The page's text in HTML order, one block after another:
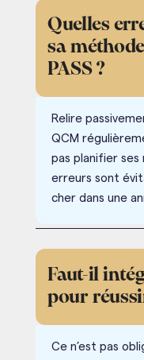
Quelles
sa
PASS ?
Relire
QCM
pas planifier ses
erreurs sont
cher dans une
Faut-il
pour
Ce n’est pas